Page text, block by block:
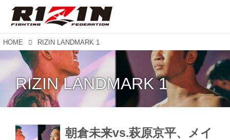
HOME RIZIN LANDMARK 1
RIZIN LANDMARK 1
朝倉未来vs.萩原京平、メイ